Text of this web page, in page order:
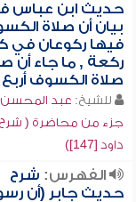
حديث ابن عباس
بيان أن صلاة
فيها ركوعان في
ركعة , ما جاء أن
صلاة الكسوف
للشيخ: عبد المحسن
جزء من محاضرة (
داود [147])
الفهرس: شرح
حديث جابر (أن